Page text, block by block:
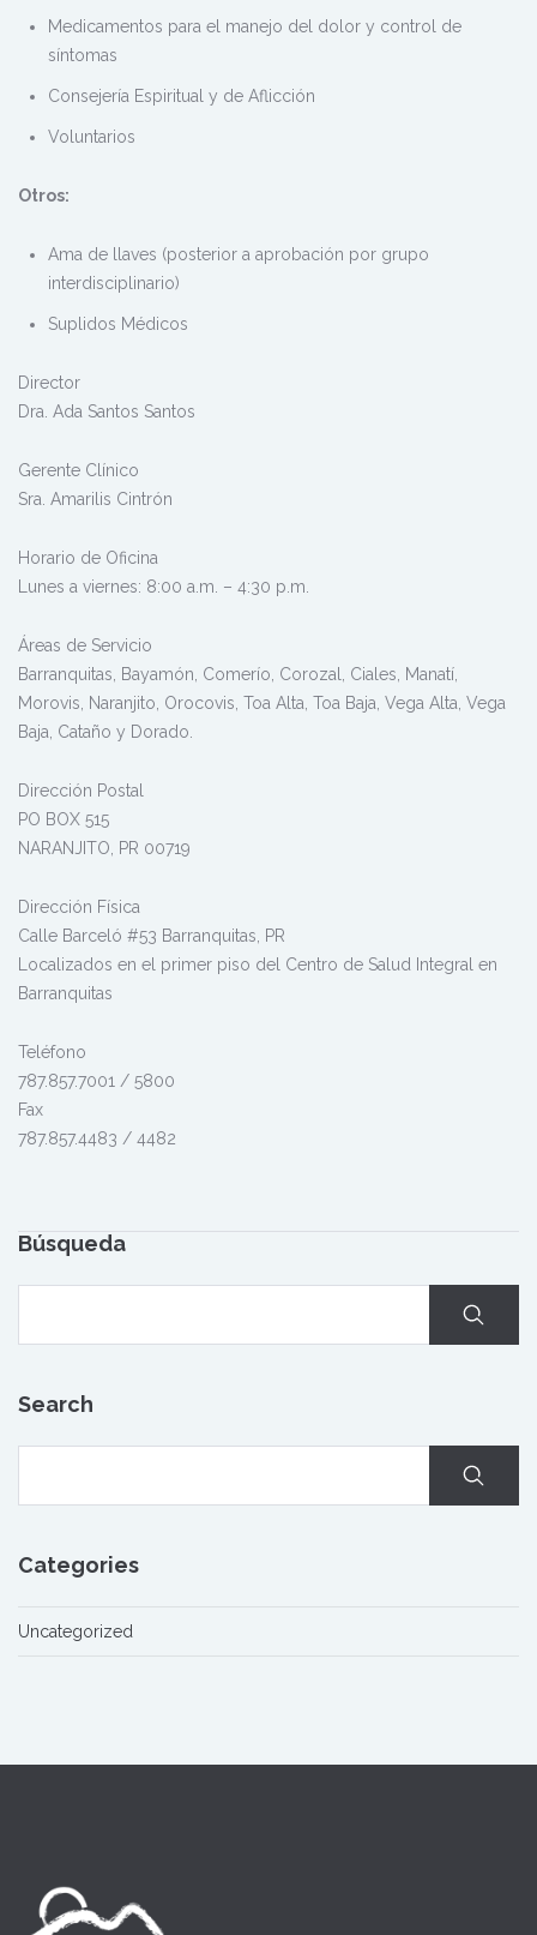
Medicamentos para el manejo del dolor y control de
síntomas
Consejería Espiritual y de Aflicción
Voluntarios
Otros:
Ama de llaves (posterior a aprobación por grupo
interdisciplinario)
Suplidos Médicos
Director
Dra. Ada Santos Santos
Gerente Clínico
Sra. Amarilis Cintrón
Horario de Oficina
Lunes a viernes: 8:00 a.m. – 4:30 p.m.
Áreas de Servicio
Barranquitas, Bayamón, Comerío, Corozal, Ciales, Manatí,
Morovis, Naranjito, Orocovis, Toa Alta, Toa Baja, Vega Alta, Vega
Baja, Cataño y Dorado.
Dirección Postal
PO BOX 515
NARANJITO, PR 00719
Dirección Física
Calle Barceló #53 Barranquitas, PR
Localizados en el primer piso del Centro de Salud Integral en
Barranquitas
Teléfono
787.857.7001 / 5800
Fax
787.857.4483 / 4482
Búsqueda
Search
Categories
Uncategorized